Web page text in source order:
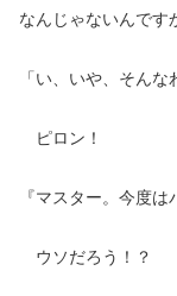
なんじゃないんです
「い、いや、そん
ピロン！
『マスター。今度
ウソだろう！？